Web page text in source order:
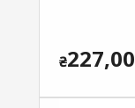
₴227,00